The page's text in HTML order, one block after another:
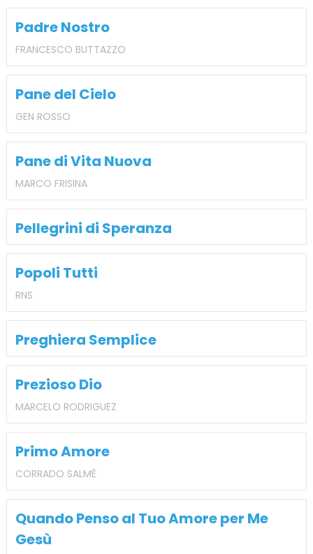
Padre Nostro
FRANCESCO BUTTAZZO
Pane del Cielo
GEN ROSSO
Pane di Vita Nuova
MARCO FRISINA
Pellegrini di Speranza
Popoli Tutti
RNS
Preghiera Semplice
Prezioso Dio
MARCELO RODRIGUEZ
Primo Amore
CORRADO SALMÈ
Quando Penso al Tuo Amore per Me
Gesù